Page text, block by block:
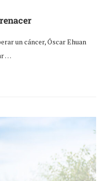
un cáncer, Óscar Ehuan
…